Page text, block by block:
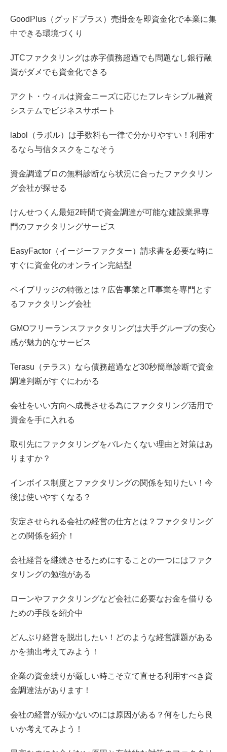
GoodPlus（グッドプラス）売掛金を即資金化で本業に集
中できる環境づくり
JTCファクタリングは赤字債務超過でも問題なし銀行融
資がダメでも資金化できる
アクト・ウィルは資金ニーズに応じたフレキシブル融資
システムでビジネスサポート
labol（ラボル）は手数料も一律で分かりやすい！利用す
るなら与信タスクをこなそう
資金調達プロの無料診断なら状況に合ったファクタリン
グ会社が探せる
けんせつくん最短2時間で資金調達が可能な建設業界専
門のファクタリングサービス
EasyFactor（イージーファクター）請求書を必要な時に
すぐに資金化のオンライン完結型
ペイブリッジの特徴とは？広告事業とIT事業を専門とす
るファクタリング会社
GMOフリーランスファクタリングは大手グループの安心
感が魅力的なサービス
Terasu（テラス）なら債務超過など30秒簡単診断で資金
調達判断がすぐにわかる
会社をいい方向へ成長させる為にファクタリング活用で
資金を手に入れる
取引先にファクタリングをバレたくない理由と対策はあ
りますか？
インボイス制度とファクタリングの関係を知りたい！今
後は使いやすくなる？
安定させられる会社の経営の仕方とは？ファクタリング
との関係を紹介！
会社経営を継続させるためにすることの一つにはファク
タリングの勉強がある
ローンやファクタリングなど会社に必要なお金を借りる
ための手段を紹介中
どんぶり経営を脱出したい！どのような経営課題がある
かを抽出考えてみよう！
企業の資金繰りが厳しい時こそ立て直せる利用すべき資
金調達法があります！
会社の経営が続かないのには原因がある？何をしたら良
いか考えてみよう！